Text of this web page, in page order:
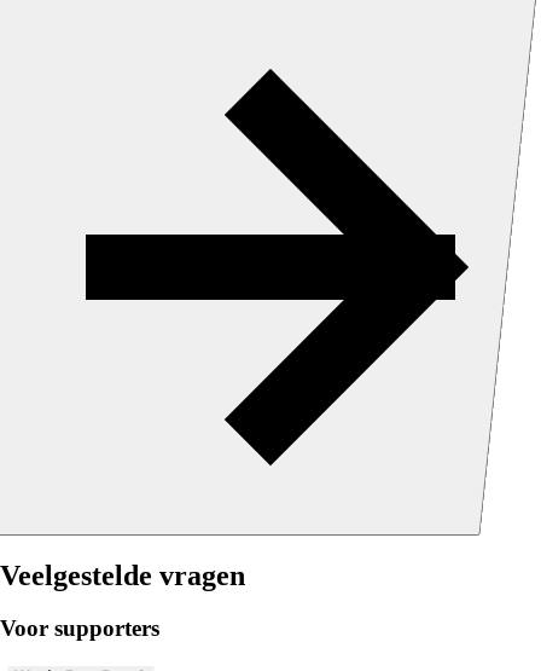
Veelgestelde vragen
Voor supporters